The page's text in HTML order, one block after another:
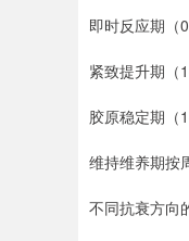
即时反应期（
紧致提升期（
胶原稳定期（
维持维养期按
不同抗衰方向